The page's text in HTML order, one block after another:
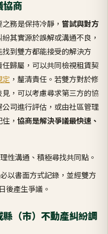
協商
務是保持冷靜， 嘗試與對方
其實源於誤解或溝通不良，
到雙方都能接受的解決方
歸屬，可以共同檢視租賃契
定 ，釐清責任。若雙方對於修
，可以考慮尋求第三方的協
司進行評估，或由社區管理
， 協商是解決爭議最快速、
性溝通、積極尋找共同點。
以書面方式記錄，並經雙方
後產生爭議。
縣（市）不動產糾紛調